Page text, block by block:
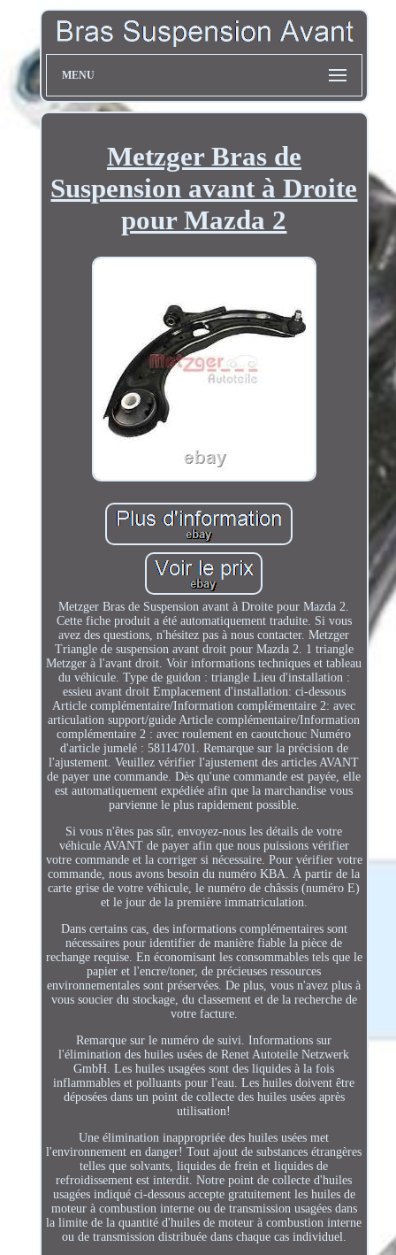
MENU
Metzger Bras de
Suspension avant à Droite
pour Mazda 2
Metzger Bras de Suspension avant à Droite pour Mazda 2.
Cette fiche produit a été automatiquement traduite. Si vous
avez des questions, n'hésitez pas à nous contacter. Metzger
Triangle de suspension avant droit pour Mazda 2. 1 triangle
Metzger à l'avant droit. Voir informations techniques et tableau
du véhicule. Type de guidon : triangle Lieu d'installation :
essieu avant droit Emplacement d'installation: ci-dessous
Article complémentaire/Information complémentaire 2: avec
articulation support/guide Article complémentaire/Information
complémentaire 2 : avec roulement en caoutchouc Numéro
d'article jumelé : 58114701. Remarque sur la précision de
l'ajustement. Veuillez vérifier l'ajustement des articles AVANT
de payer une commande. Dès qu'une commande est payée, elle
est automatiquement expédiée afin que la marchandise vous
parvienne le plus rapidement possible.
Si vous n'êtes pas sûr, envoyez-nous les détails de votre
véhicule AVANT de payer afin que nous puissions vérifier
votre commande et la corriger si nécessaire. Pour vérifier votre
commande, nous avons besoin du numéro KBA. À partir de la
carte grise de votre véhicule, le numéro de châssis (numéro E)
et le jour de la première immatriculation.
Dans certains cas, des informations complémentaires sont
nécessaires pour identifier de manière fiable la pièce de
rechange requise. En économisant les consommables tels que le
papier et l'encre/toner, de précieuses ressources
environnementales sont préservées. De plus, vous n'avez plus à
vous soucier du stockage, du classement et de la recherche de
votre facture.
Remarque sur le numéro de suivi. Informations sur
l'élimination des huiles usées de Renet Autoteile Netzwerk
GmbH. Les huiles usagées sont des liquides à la fois
inflammables et polluants pour l'eau. Les huiles doivent être
déposées dans un point de collecte des huiles usées après
utilisation!
Une élimination inappropriée des huiles usées met
l'environnement en danger! Tout ajout de substances étrangères
telles que solvants, liquides de frein et liquides de
refroidissement est interdit. Notre point de collecte d'huiles
usagées indiqué ci-dessous accepte gratuitement les huiles de
moteur à combustion interne ou de transmission usagées dans
la limite de la quantité d'huiles de moteur à combustion interne
ou de transmission distribuée dans chaque cas individuel.